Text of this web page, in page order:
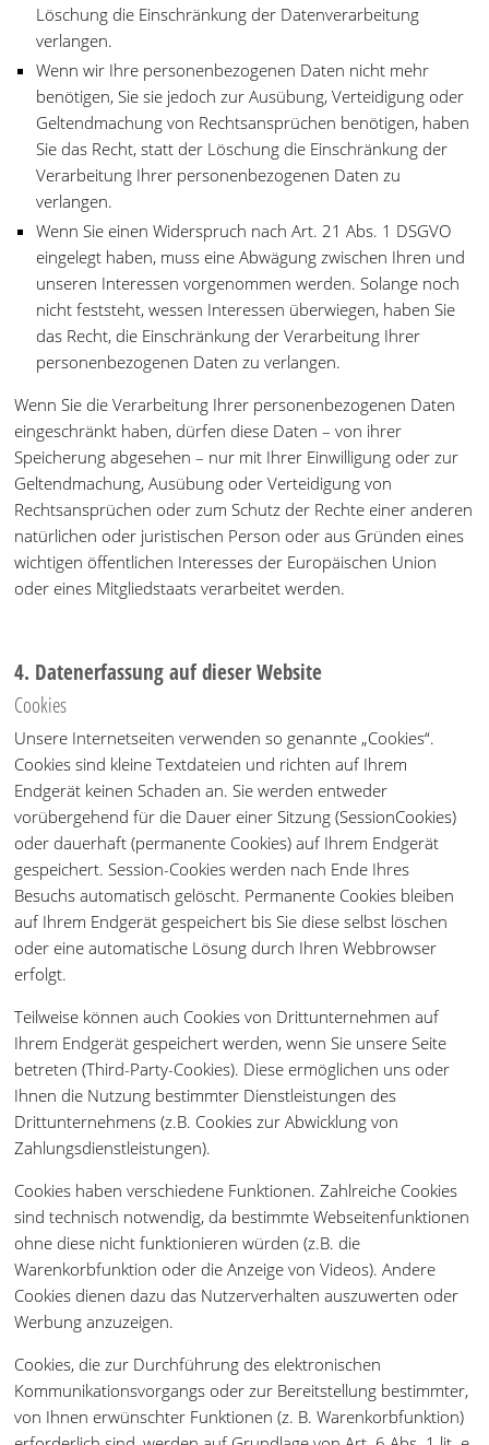
Löschung die Einschränkung der Datenverarbeitung
verlangen.
Wenn wir Ihre personenbezogenen Daten nicht mehr
benötigen, Sie sie jedoch zur Ausübung, Verteidigung oder
Geltendmachung von Rechtsansprüchen benötigen, haben
Sie das Recht, statt der Löschung die Einschränkung der
Verarbeitung Ihrer personenbezogenen Daten zu
verlangen.
Wenn Sie einen Widerspruch nach Art. 21 Abs. 1 DSGVO
eingelegt haben, muss eine Abwägung zwischen Ihren und
unseren Interessen vorgenommen werden. Solange noch
nicht feststeht, wessen Interessen überwiegen, haben Sie
das Recht, die Einschränkung der Verarbeitung Ihrer
personenbezogenen Daten zu verlangen.
Wenn Sie die Verarbeitung Ihrer personenbezogenen Daten
eingeschränkt haben, dürfen diese Daten – von ihrer
Speicherung abgesehen – nur mit Ihrer Einwilligung oder zur
Geltendmachung, Ausübung oder Verteidigung von
Rechtsansprüchen oder zum Schutz der Rechte einer anderen
natürlichen oder juristischen Person oder aus Gründen eines
wichtigen öffentlichen Interesses der Europäischen Union
oder eines Mitgliedstaats verarbeitet werden.
4. Datenerfassung auf dieser Website
Cookies
Unsere Internetseiten verwenden so genannte „Cookies“.
Cookies sind kleine Textdateien und richten auf Ihrem
Endgerät keinen Schaden an. Sie werden entweder
vorübergehend für die Dauer einer Sitzung (SessionCookies)
oder dauerhaft (permanente Cookies) auf Ihrem Endgerät
gespeichert. Session-Cookies werden nach Ende Ihres
Besuchs automatisch gelöscht. Permanente Cookies bleiben
auf Ihrem Endgerät gespeichert bis Sie diese selbst löschen
oder eine automatische Lösung durch Ihren Webbrowser
erfolgt.
Teilweise können auch Cookies von Drittunternehmen auf
Ihrem Endgerät gespeichert werden, wenn Sie unsere Seite
betreten (Third-Party-Cookies). Diese ermöglichen uns oder
Ihnen die Nutzung bestimmter Dienstleistungen des
Drittunternehmens (z.B. Cookies zur Abwicklung von
Zahlungsdienstleistungen).
Cookies haben verschiedene Funktionen. Zahlreiche Cookies
sind technisch notwendig, da bestimmte Webseitenfunktionen
ohne diese nicht funktionieren würden (z.B. die
Warenkorbfunktion oder die Anzeige von Videos). Andere
Cookies dienen dazu das Nutzerverhalten auszuwerten oder
Werbung anzuzeigen.
Cookies, die zur Durchführung des elektronischen
Kommunikationsvorgangs oder zur Bereitstellung bestimmter,
von Ihnen erwünschter Funktionen (z. B. Warenkorbfunktion)